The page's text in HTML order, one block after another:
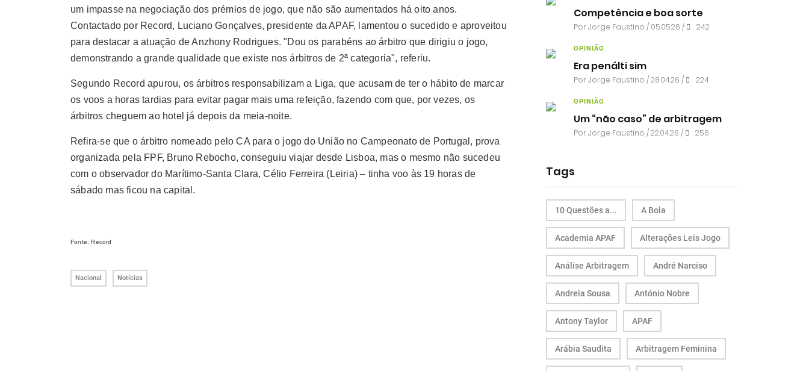
um impasse na negociação dos prémios de jogo, que não são aumentados há oito anos.
Contactado por Record, Luciano Gonçalves, presidente da APAF, lamentou o sucedido e aproveitou
para destacar a atuação de Anzhony Rodrigues. "Dou os parabéns ao árbitro que dirigiu o jogo,
demonstrando a grande qualidade que existe nos árbitros de 2ª categoria", referiu.
Segundo Record apurou, os árbitros responsabilizam a Liga, que acusam de ter o hábito de marcar
os voos a horas tardias para evitar pagar mais uma refeição, fazendo com que, por vezes, os
árbitros cheguem ao hotel já depois da meia-noite.
Refira-se que o árbitro nomeado pelo CA para o jogo do União no Campeonato de Portugal, prova
organizada pela FPF, Bruno Rebocho, conseguiu viajar desde Lisboa, mas o mesmo não sucedeu
com o observador do Marítimo-Santa Clara, Célio Ferreira (Leiria) – tinha voo às 19 horas de
sábado mas ficou na capital.
Fonte: Record
Nacional Notícias
Competência e boa sorte
PorJorge Faustino / 05.05.26 / 242
OPINIÃO
Era penálti sim
PorJorge Faustino / 28.04.26 / 224
OPINIÃO
Um “não caso” de arbitragem
PorJorge Faustino / 22.04.26 / 256
Tags
10 Questões a... A Bola
Academia APAF Alterações Leis Jogo
Análise Arbitragem André Narciso
Andreia Sousa António Nobre
Antony Taylor APAF
Arábia Saudita Arbitragem Feminina